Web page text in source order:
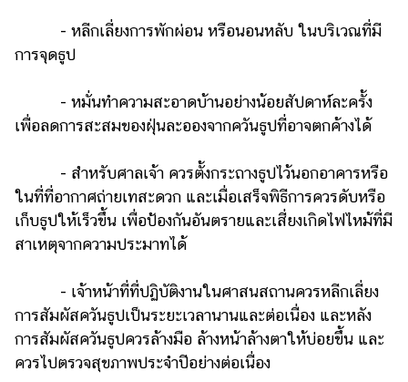
- หลีกเลี่ยงการพักผ่อน หรือนอนหลับ ในบริเวณที่มี
การจุดธูป
- หมั่นทำความสะอาดบ้านอย่างน้อยสัปดาห์ละครั้ง
เพื่อลดการสะสมของฝุ่นละอองจากควันธูปที่อาจตกค้างได้
- สำหรับศาลเจ้า ควรตั้งกระถางธูปไว้นอกอาคารหรือ
ในที่ที่อากาศถ่ายเทสะดวก และเมื่อเสร็จพิธีการควรดับหรือ
เก็บธูปให้เร็วขึ้น เพื่อป้องกันอันตรายและเสี่ยงเกิดไฟไหม้ที่มี
สาเหตุจากความประมาทได้
- เจ้าหน้าที่ที่ปฏิบัติงานในศาสนสถานควรหลีกเลี่ยง
การสัมผัสควันธูปเป็นระยะเวลานานและต่อเนื่อง และหลัง
การสัมผัสควันธูปควรล้างมือ ล้างหน้าล้างตาให้บ่อยขึ้น และ
ควรไปตรวจสุขภาพประจำปีอย่างต่อเนื่อง